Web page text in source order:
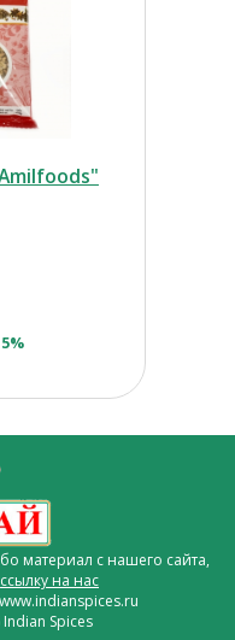
материал с нашего сайта,
ссылку на нас
Spices